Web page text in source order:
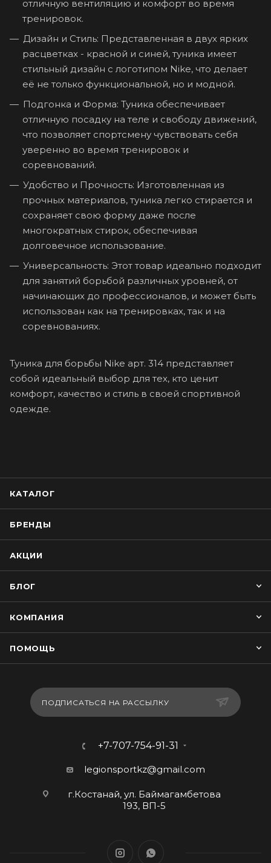
отличную вентиляцию и комфорт во время
тренировок.
Дизайн и Стиль: Представленная в двух ярких
расцветках - красной и синей, туника имеет
стильный дизайн с логотипом Nike, что делает
её не только функциональной, но и модной.
Подгонка и Форма: Туника обеспечивает
отличную посадку на теле и свободу движений,
что позволяет спортсмену чувствовать себя
уверенно во время тренировок и
соревнований.
Удобство и Прочность: Изготовленная из
прочных материалов, туника легко стирается и
сохраняет свою форму даже после
многократных стирок, обеспечивая
долговечное использование.
Универсальность: Этот товар идеально подходит
для занятий борьбой различных уровней, от
начинающих до профессионалов, и может быть
использован как на тренировках, так и на
соревнованиях.
Туника для борьбы Nike арт. 314 представляет
собой идеальный выбор для тех, кто ценит
комфорт, качество и стиль в своей спортивной
одежде.
КАТАЛОГ
БРЕНДЫ
АКЦИИ
БЛОГ
КОМПАНИЯ
ПОМОЩЬ
ПОДПИСАТЬСЯ НА РАССЫЛКУ
+7-707-754-91-31
legionsportkz@gmail.com
г.Костанай, ул. Баймагамбетова
193, ВП-5